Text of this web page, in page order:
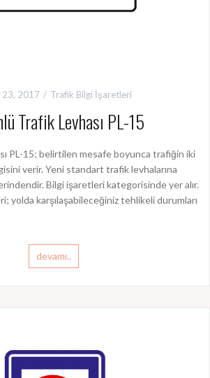
23, 2017 Trafik Bilgi İşaretleri
Trafik Levhası PL-15
PL-15; belirtilen mesafe boyunca trafiğin iki
verir. Yeni standart trafik levhalarına
Bilgi işaretleri kategorisinde yer alır.
yolda karşılaşabileceğiniz tehlikeli durumları
devamı..